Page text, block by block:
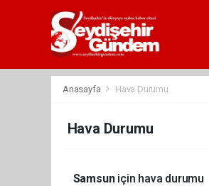
Anasayfa Hava Durumu
Hava Durumu
Samsuniçin hava durumu